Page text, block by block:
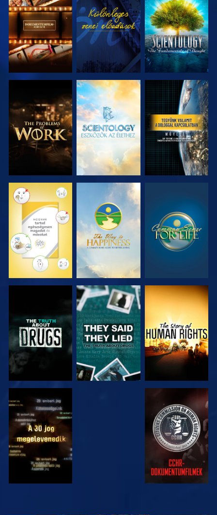
A SOROZAT
RÉSZEI
MŰSORNÉZÉS
A SOROZAT
RÉSZEI
A SOROZAT
RÉSZEI
A SOROZAT
RÉSZEI
MŰSORNÉZÉS
MŰSORNÉZÉS MŰSORNÉZÉS MŰSORNÉZÉS
MŰSORNÉZÉS MŰSORNÉZÉS
MŰSORNÉZÉS MŰSORNÉZÉS